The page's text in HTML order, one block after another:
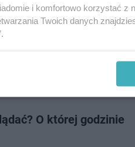
kolejnej części słynnej
poprzednich części oraz pojawią
O której godzinie
i komfortowo korzystać z
Twoich danych